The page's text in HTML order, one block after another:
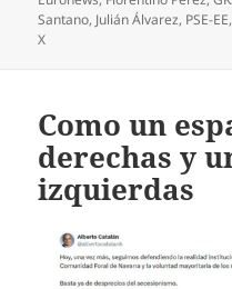
Santano, Julián Álvarez, PSE-EE,
X
Como un
derechas y
izquierdas